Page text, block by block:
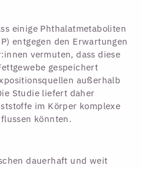
einige Phthalatmetaboliten
entgegen den Erwartungen
vermuten, dass diese
gespeichert
außerhalb
Studie liefert daher
im Körper komplexe
könnten.
dauerhaft und weit